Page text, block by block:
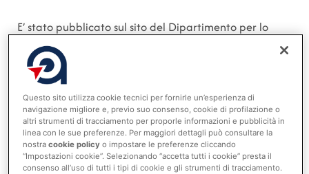
E’ stato pubblicato sul sito del Dipartimento per lo
Sport al link:
Dipartimento per lo Sport – Pubblicato il
nuovo elenco dei beneficiari dell’avviso Sport e
Periferie 2023 (governo.it)
beneficiari dell’ Avviso “ Sport e Periferie 2023”. Gli
ulteriori interventi ammessi a finanziamenti sono 62
per un importo complessivo di € 36.555.275,84 (News
del 2 luglio 2024 ANCI).
Questo sito utilizza cookie tecnici per fornirle un’esperienza di
navigazione migliore e, previo suo consenso, cookie di profilazione o
altri strumenti di tracciamento per proporle informazioni e pubblicità in
linea con le sue preferenze. Per maggiori dettagli può consultare la
nostracookie policy o impostare le preferenze cliccando
“Impostazioni cookie”. Selezionando “accetta tutti i cookie” presta il
consenso all’uso di tutti i tipi di cookie e gli strumenti di tracciamento.